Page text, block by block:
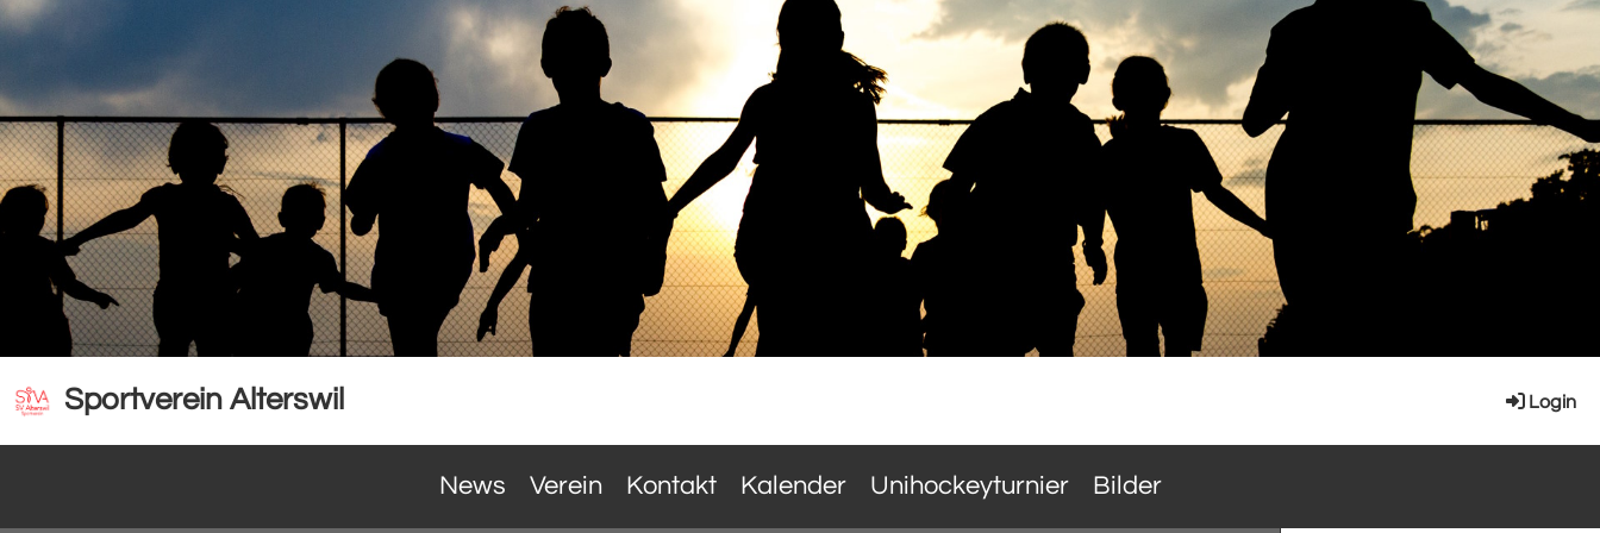
Sportverein Alterswil Login
News Verein Kontakt Kalender Unihockeyturnier Bilder